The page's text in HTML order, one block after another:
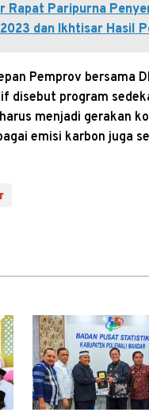
Rapat Paripurna
dan Ikhtisar Hasil
Pemprov bersama
disebut program
menjadi gerakan
emisi karbon juga